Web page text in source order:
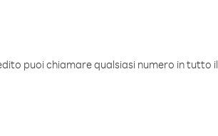
puoi chiamare qualsiasi numero in tutto il